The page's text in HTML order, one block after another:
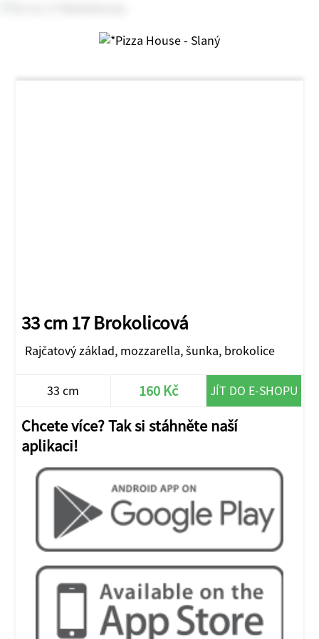
33 cm 17 Brokolicová
Rajčatový základ, mozzarella, šunka, brokolice
33 cm 160 Kč JÍT DO E-SHOPU
Chcete více? Tak si stáhněte naší
aplikaci!